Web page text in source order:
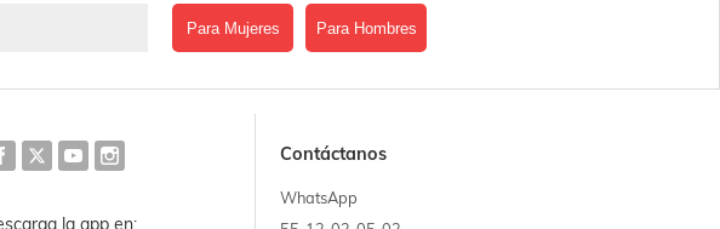
Para Mujeres Para Hombres
la app en:
Contáctanos
WhatsApp